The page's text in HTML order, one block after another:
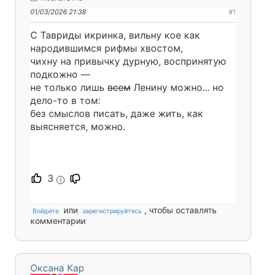
01/03/2026 21:38 #1
С Тавриды икринка, вильну кое как
народившимся рифмы хвостом,
чихну на привычку дурную, воспринятую
подкожно —
не только лишь всем Ленину можно... но
дело-то в том:
без смыслов писать, даже жить, как
выясняется, можно.
3 i
Войдите или зарегистрируйтесь , чтобы оставлять
комментарии
Оксана Кар